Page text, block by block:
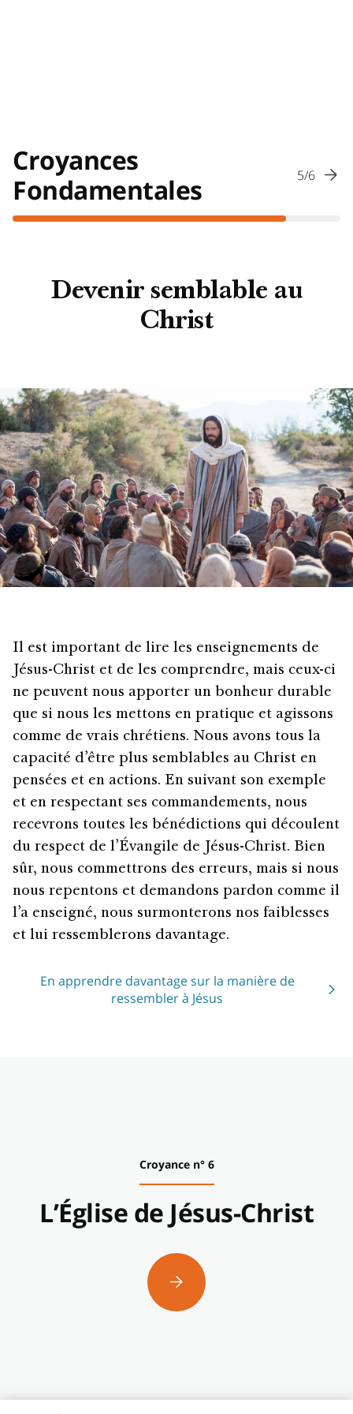
Croyances
Fondamentales
5/6
Devenir semblable au
Christ
Il est important de lire les enseignements de
Jésus-Christ et de les comprendre, mais ceux-ci
ne peuvent nous apporter un bonheur durable
que si nous les mettons en pratique et agissons
comme de vrais chrétiens. Nous avons tous la
capacité d’être plus semblables au Christ en
pensées et en actions. En suivant son exemple
et en respectant ses commandements, nous
recevrons toutes les bénédictions qui découlent
du respect de l’Évangile de Jésus-Christ. Bien
sûr, nous commettrons des erreurs, mais si nous
nous repentons et demandons pardon comme il
l’a enseigné, nous surmonterons nos faiblesses
et lui ressemblerons davantage.
En apprendre davantage sur la manière de
ressembler à Jésus
Croyance n° 6
L’Église de Jésus-Christ